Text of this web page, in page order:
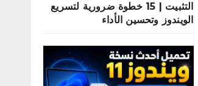
التثبيت | 15 خطوة ضرورية لتسريع
الويندوز وتحسين الأداء